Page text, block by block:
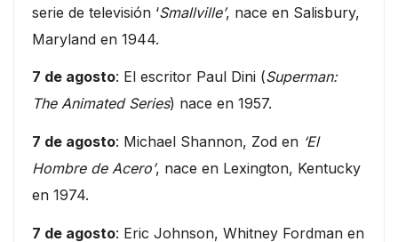
serie de televisión ‘Smallville’, nace en Salisbury,
Maryland en 1944.
7 de agosto: El escritor Paul Dini (Superman:
The Animated Series) nace en 1957.
7 de agosto: Michael Shannon, Zod en ‘El
Hombre de Acero’, nace en Lexington, Kentucky
en 1974.
7 de agosto: Eric Johnson, Whitney Fordman en